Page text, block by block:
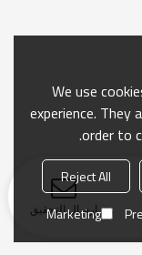
ارسال التحقيق
We use
experience. They
order to
Reject All
Marketing